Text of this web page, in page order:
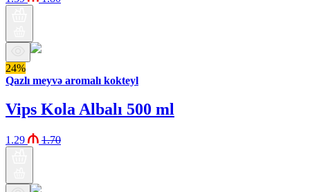
24%
Qazlı meyvə aromalı kokteyl
Vips Kola Albalı 500 ml
1.29 1.70